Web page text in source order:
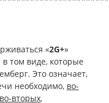
«2G+»
том виде, которые
Это означает,
необходимо, во-
во-вторых,